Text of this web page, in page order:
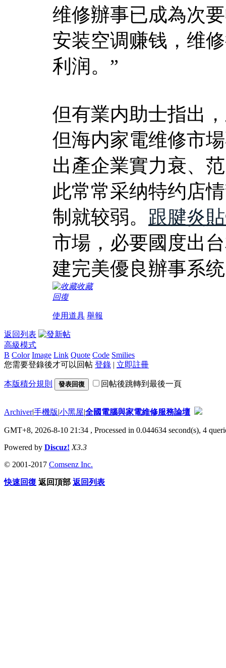
维修辦事已成為次
安装空调赚钱，维
利润。”
但有業内助士指出
但海内家電维修市
出產企業實力衰、
此常常采纳特约店
制就较弱。 跟腱炎
市場，必要國度出
建完美優良辦事系
收藏
回復
使用道具 舉報
返回列表
高級模式
B Color Image Link Quote Code Smilies
您需要登錄後才可以回帖 登錄 | 立即註冊
本版積分規則 發表回復 回帖後跳轉到最後一頁
Archiver|手機版|小黑屋|全國電腦與家電維修服務論壇
GMT+8, 2026-8-10 21:34 , Processed in 0.044634 second(s), 4
Powered by Discuz! X3.3
© 2001-2017 Comsenz Inc.
快速回復 返回頂部 返回列表